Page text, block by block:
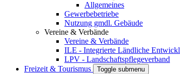
Allgemeines
Gewerbebetriebe
Nutzung gmdl. Gebäude
Vereine & Verbände
Vereine & Verbände
ILE - Integrierte Ländliche
LPV - Landschaftspflegeverband
Freizeit & Tourismus
Toggle submenu